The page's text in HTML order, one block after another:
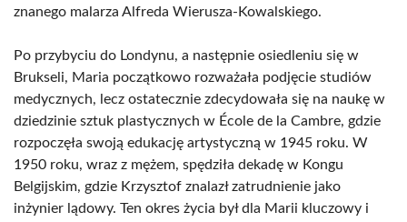
znanego malarza Alfreda Wierusza-Kowalskiego.
Po przybyciu do Londynu, a następnie osiedleniu się w
Brukseli, Maria początkowo rozważała podjęcie studiów
medycznych, lecz ostatecznie zdecydowała się na naukę w
dziedzinie sztuk plastycznych w École de la Cambre, gdzie
rozpoczęła swoją edukację artystyczną w 1945 roku. W
1950 roku, wraz z mężem, spędziła dekadę w Kongu
Belgijskim, gdzie Krzysztof znalazł zatrudnienie jako
inżynier lądowy. Ten okres życia był dla Marii kluczowy i